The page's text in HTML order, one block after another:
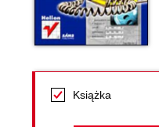
Książka